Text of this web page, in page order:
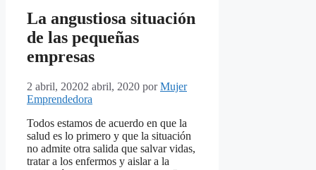
La angustiosa situación
de las pequeñas
empresas
2 abril, 20202 abril, 2020 porMujer
Emprendedora
Todos estamos de acuerdo en que la
salud es lo primero y que la situación
no admite otra salida que salvar vidas,
tratar a los enfermos y aislar a la